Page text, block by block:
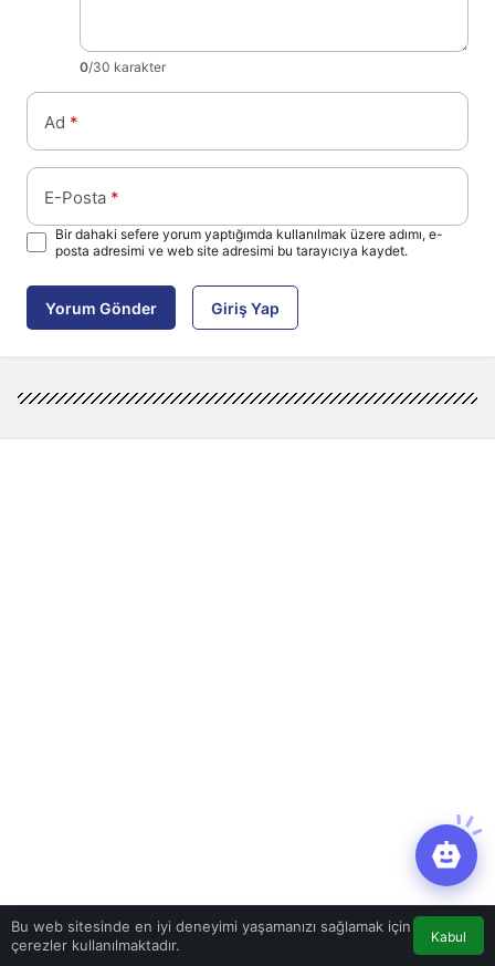
0/30 karakter
Ad *
E-Posta *
Bir dahaki sefere yorum yaptığımda kullanılmak üzere adımı, e-
posta adresimi ve web site adresimi bu tarayıcıya kaydet.
Yorum Gönder Giriş Yap
Bu web sitesinde en iyi deneyimi yaşamanızı sağlamak için
çerezler kullanılmaktadır.
Kabul